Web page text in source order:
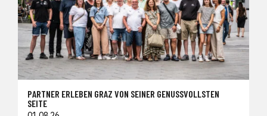
PARTNER ERLEBEN GRAZ VON SEINER GENUSSVOLLSTEN
SEITE